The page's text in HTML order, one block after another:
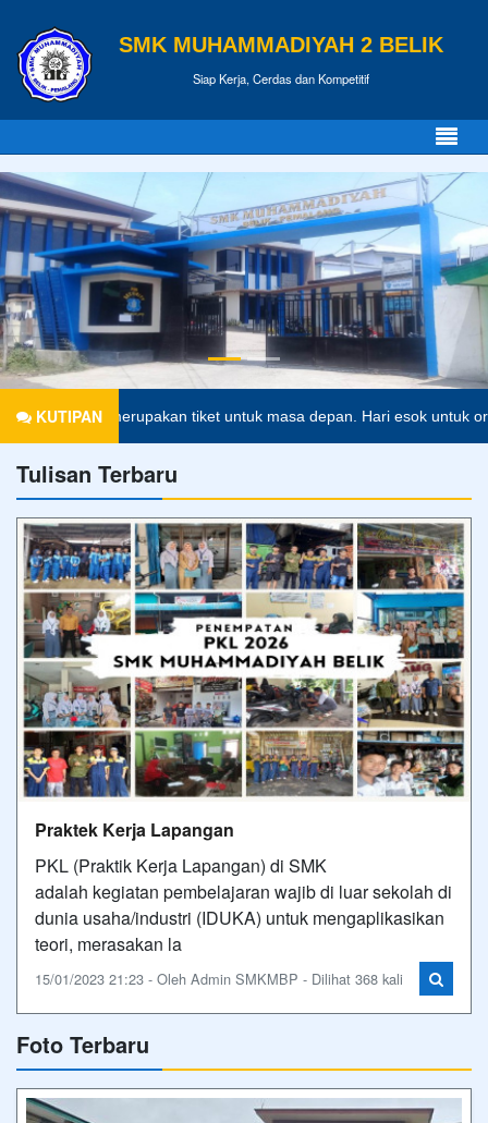
SMK MUHAMMADIYAH 2 BELIK
Siap Kerja, Cerdas dan Kompetitif
KUTIPAN
merupakan tiket untuk masa depan. Hari esok untuk orang-
Tulisan Terbaru
Praktek Kerja Lapangan
PKL (Praktik Kerja Lapangan) di SMK
adalah kegiatan pembelajaran wajib di luar sekolah di
dunia usaha/industri (IDUKA) untuk mengaplikasikan
teori, merasakan la
15/01/2023 21:23 - Oleh Admin SMKMBP - Dilihat 368 kali
Foto Terbaru